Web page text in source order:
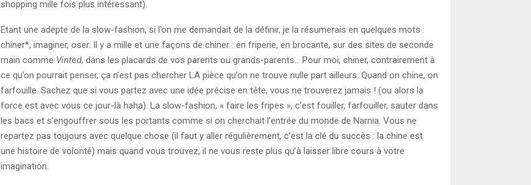
shopping mille fois plus intéressant).
Etant une adepte de la slow-fashion, si l’on me demandait de la définir, je la résumerais en quelques mots :
chiner*, imaginer, oser. Il y a mille et une façons de chiner : en friperie, en brocante, sur des sites de seconde
main comme Vinted, dans les placards de vos parents ou grands-parents… Pour moi, chiner, contrairement à
ce qu’on pourrait penser, ça n’est pas chercher LA pièce qu’on ne trouve nulle part ailleurs. Quand on chine, on
farfouille. Sachez que si vous partez avec une idée précise en tête, vous ne trouverez jamais ! (ou alors la
force est avec vous ce jour-là haha). La slow-fashion, « faire les fripes », c’est fouiller, farfouiller, sauter dans
les bacs et s’engouffrer sous les portants comme si on cherchait l’entrée du monde de Narnia. Vous ne
repartez pas toujours avec quelque chose (il faut y aller régulièrement, c’est la clé du succès : la chine est
une histoire de volonté) mais quand vous trouvez, il ne vous reste plus qu’à laisser libre cours à votre
imagination.